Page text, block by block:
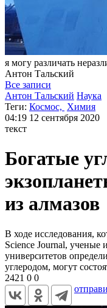
я могу различать
Антон Тальский
Все записи
Антон Тальский Наука
Теги: Космос, Химия
04:19 12 сентября 2020
текст
Богатые
из алмазов
В ходе исследования,
Science Journal, ученые
университетов
углеродом, могут
2421 0 0